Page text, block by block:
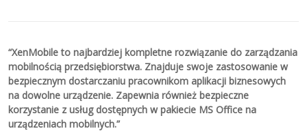
“XenMobile to najbardziej kompletne rozwiązanie do zarządzania
mobilnością przedsiębiorstwa. Znajduje swoje zastosowanie w
bezpiecznym dostarczaniu pracownikom aplikacji biznesowych
na dowolne urządzenie. Zapewnia również bezpieczne
korzystanie z usług dostępnych w pakiecie MS Office na
urządzeniach mobilnych.”